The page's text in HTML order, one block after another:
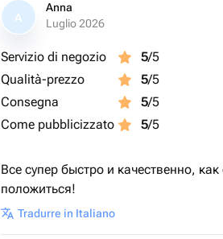
A
Anna
Luglio 2026
Servizio di negozio 5/5
Qualità-prezzo
5/5
Consegna
5/5
Come pubblicizzato
5/5
Все супер быстро и качественно,
положиться!
Tradurre in Italiano